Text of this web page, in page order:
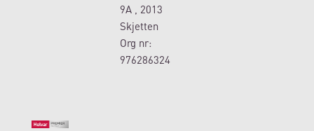
9A , 2013
Skjetten
Org nr:
976286324